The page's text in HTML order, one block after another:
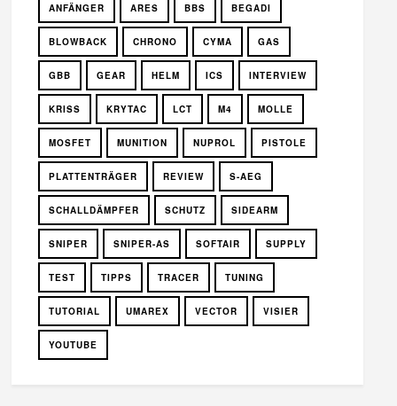
ANFÄNGER ARES BBS BEGADI
BLOWBACK CHRONO CYMA GAS
GBB GEAR HELM ICS INTERVIEW
KRISS KRYTAC LCT M4 MOLLE
MOSFET MUNITION NUPROL PISTOLE
PLATTENTRÄGER REVIEW S-AEG
SCHALLDÄMPFER SCHUTZ SIDEARM
SNIPER SNIPER-AS SOFTAIR SUPPLY
TEST TIPPS TRACER TUNING
TUTORIAL UMAREX VECTOR VISIER
YOUTUBE